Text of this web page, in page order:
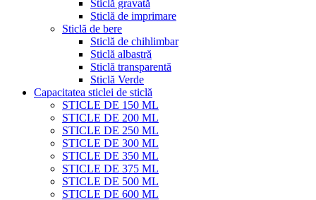
Sticlă gravată
Sticlă de imprimare
Sticlă de bere
Sticlă de chihlimbar
Sticlă albastră
Sticlă transparentă
Sticlă Verde
Capacitatea sticlei de sticlă
STICLE DE 150 ML
STICLE DE 200 ML
STICLE DE 250 ML
STICLE DE 300 ML
STICLE DE 350 ML
STICLE DE 375 ML
STICLE DE 500 ML
STICLE DE 600 ML